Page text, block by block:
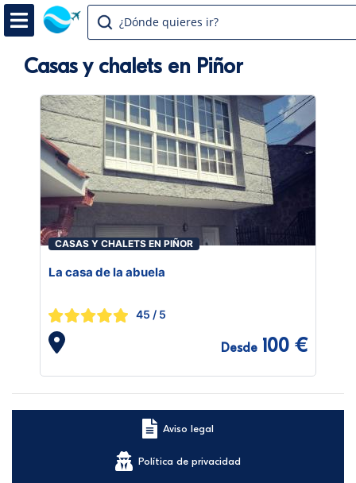
¿Dónde quieres ir?
Casas y chalets en Piñor
CASAS Y CHALETS EN PIÑOR
La casa de la abuela
45 / 5
Desde 100 €
Aviso legal
Política de privacidad